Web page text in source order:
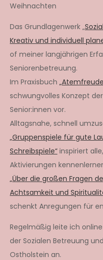
Weihnachten
Das Grundlagenwerk „
Kreativ und individuell
of meiner langjährigen
Seniorenbetreuung.
Im Praxisbuch
schwungvolles Konzept
Senior:innen vor.
Alltagsnahe, schnell
„Gruppenspiele für gute
Schreibspiele“ inspiriert
Aktivierungen
„Über die großen Fragen
Achtsamkeit und
schenkt Anregungen für
Regelmäßig leite ich
der Sozialen Betreuung
Ostholstein an.